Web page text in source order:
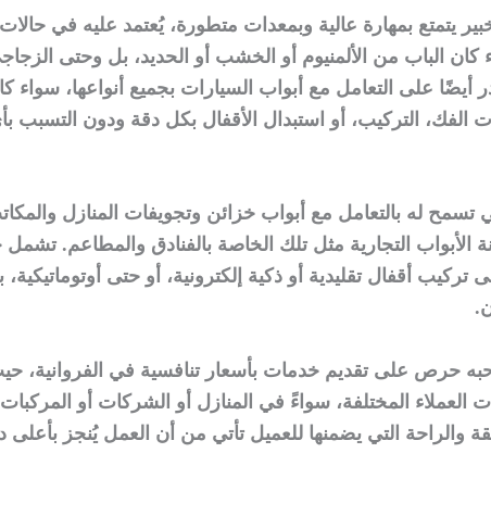
يتمتع بمهارة عالية وبمعدات متطورة، يُعتمد عليه في
كان الباب من الألمنيوم أو الخشب أو الحديد، بل وحتى
أيضًا على التعامل مع أبواب السيارات بجميع أنواعها، سواء
الفك، التركيب، أو استبدال الأقفال بكل دقة ودون التسبب
تسمح له بالتعامل مع أبواب خزائن وتجويفات المنازل
الأبواب التجارية مثل تلك الخاصة بالفنادق والمطاعم. تشمل
تركيب أقفال تقليدية أو ذكية إلكترونية، أو حتى
حرص على تقديم خدمات بأسعار تنافسية في الفروانية،
العملاء المختلفة، سواءً في المنازل أو الشركات أو
والراحة التي يضمنها للعميل تأتي من أن العمل يُنجز